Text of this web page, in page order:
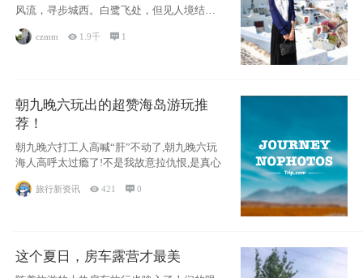
风流，寻步城西。白鹭飞处，但见人境结
庐，粼粼
czmm  1.9千  1
朝九晚六玩出的超赞海岛游玩推
荐！
朝九晚六打工人高喊“肝”不动了,朝九晚六玩
海人高呼太过瘾了!不是我故意拉仇恨,是真心
旅行新资讯 421 0
这个夏日，房车露营才最美